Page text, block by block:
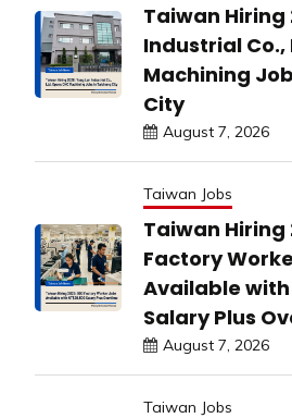
Taiwan Hiring
Industrial Co.,
Machining
City
August 7, 2026
Taiwan Jobs
Taiwan Hiring
Factory
Available with
Salary Plus
August 7, 2026
Taiwan Jobs